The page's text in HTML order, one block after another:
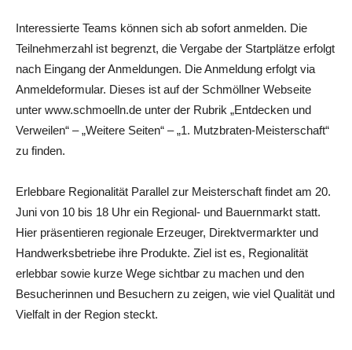
Interessierte Teams können sich ab sofort anmelden. Die
Teilnehmerzahl ist begrenzt, die Vergabe der Startplätze erfolgt
nach Eingang der Anmeldungen. Die Anmeldung erfolgt via
Anmeldeformular. Dieses ist auf der Schmöllner Webseite
unter www.schmoelln.de unter der Rubrik „Entdecken und
Verweilen“ – „Weitere Seiten“ – „1. Mutzbraten-Meisterschaft“
zu finden.
Erlebbare Regionalität Parallel zur Meisterschaft findet am 20.
Juni von 10 bis 18 Uhr ein Regional- und Bauernmarkt statt.
Hier präsentieren regionale Erzeuger, Direktvermarkter und
Handwerksbetriebe ihre Produkte. Ziel ist es, Regionalität
erlebbar sowie kurze Wege sichtbar zu machen und den
Besucherinnen und Besuchern zu zeigen, wie viel Qualität und
Vielfalt in der Region steckt.